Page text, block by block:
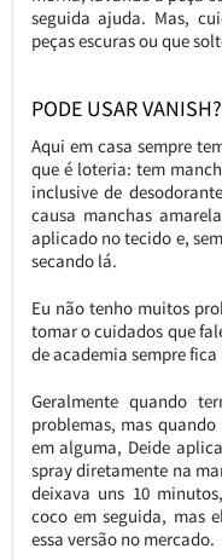
seguida ajuda. Mas,
peças escuras ou que
PODE USAR VANISH?
Aqui em casa sempre
que é loteria: tem
inclusive de
causa manchas
aplicado no tecido e,
secando lá.
Eu não tenho muitos
tomar o cuidados que
de academia sempre
Geralmente quando
problemas, mas
em alguma, Deide
spray diretamente na
deixava uns 10
coco em seguida, mas
essa versão no mercado.